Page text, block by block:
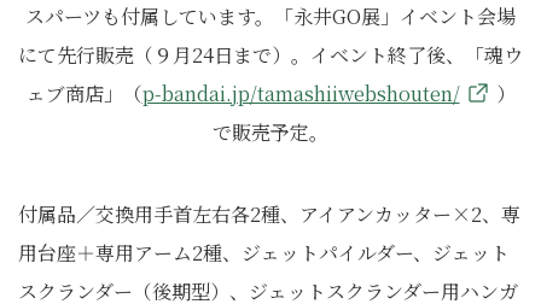
スパーツも付属しています。「永井GO展」イベント会場
にて先行販売（９月24日まで）。イベント終了後、「魂ウ
ェブ商店」（p-bandai.jp/tamashiiwebshouten/
）
で販売予定。
付属品／交換用手首左右各2種、アイアンカッター×2、専
用台座＋専用アーム2種、ジェットパイルダー、ジェット
スクランダー（後期型）、ジェットスクランダー用ハンガ